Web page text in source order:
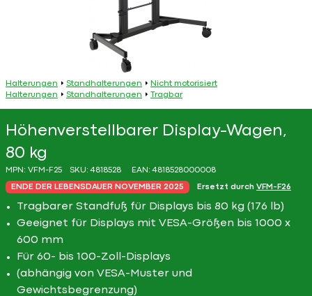
Halterungen Standhalterungen
Nicht motorisiert
Halterungen
Standhalterungen Tragbar
Höhenverstellbarer Display-Wagen,
80 kg
MPN: VFM-F25 SKU:4818528 EAN:4818528000008
ENDE DER LEBENSDAUER NOVEMBER 2025 Ersetzt durch VFM-F26
Tragbarer Standfuß für Displays bis 80 kg (176 lb)
Geeignet für Displays mit VESA-Größen bis 1000 x
600 mm
Für 60- bis 100-Zoll-Displays
(abhängig von VESA-Muster und
Gewichtsbegrenzung)